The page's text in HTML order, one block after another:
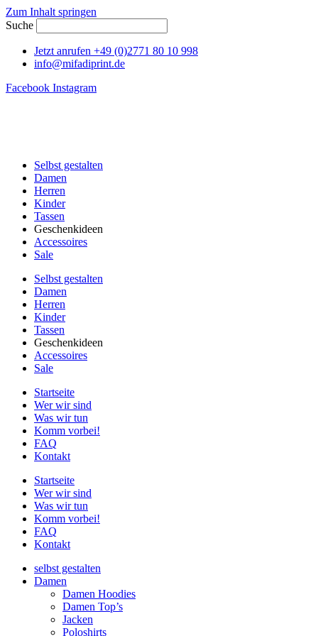
Zum Inhalt springen
Suche
Jetzt anrufen +49 (0)2771 80 10 998
info@mifadiprint.de
Facebook Instagram
Selbst gestalten
Damen
Herren
Kinder
Tassen
Geschenkideen
Accessoires
Sale
Selbst gestalten
Damen
Herren
Kinder
Tassen
Geschenkideen
Accessoires
Sale
Startseite
Wer wir sind
Was wir tun
Komm vorbei!
FAQ
Kontakt
Startseite
Wer wir sind
Was wir tun
Komm vorbei!
FAQ
Kontakt
selbst gestalten
Damen
Damen Hoodies
Damen Top’s
Jacken
Poloshirts